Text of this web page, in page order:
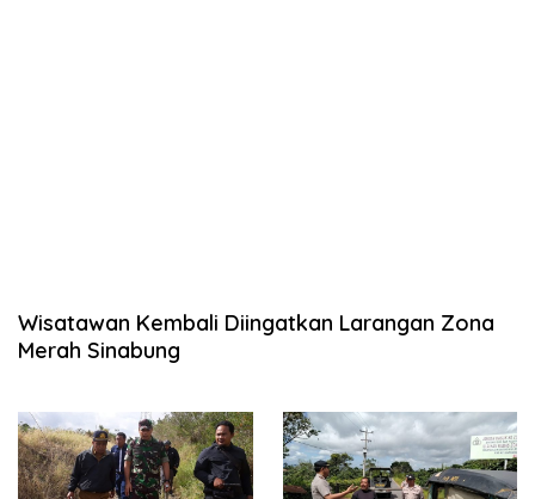
Wisatawan Kembali Diingatkan Larangan Zona
Merah Sinabung